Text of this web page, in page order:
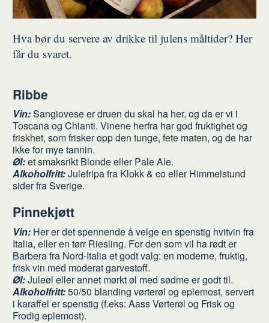
Hva bør du servere av drikke til julens måltider? Her
får du svaret.
Ribbe
Vin:Sangiovese er druen du skal ha her, og da er vi i
Toscana og Chianti. Vinene herfra har god fruktighet og
friskhet, som frisker opp den tunge, fete maten, og de har
ikke for mye tannin.
Øl:et smaksrikt Blonde eller Pale Ale.
Alkoholfritt:Julefripa fra Klokk & co eller Himmelstund
sider fra Sverige.
Pinnekjøtt
Vin:Her er det spennende å velge en spenstig hvitvin fra
Italia, eller en tørr Riesling. For den som vil ha rødt er
Barbera fra Nord-Italia et godt valg: en moderne, fruktig,
frisk vin med moderat garvestoff.
Øl:Juleøl eller annet mørkt øl med sødme er godt til.
Alkoholfritt:50/50 blanding vørterøl og eplemost, servert
i karaffel er spenstig (f.eks: Aass Vørterøl og Frisk og
Frodig eplemost).